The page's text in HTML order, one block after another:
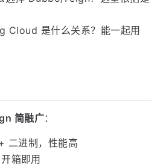
Cloud 是什么关系？能一起用
简融广：
二进制，性能高
箱即用